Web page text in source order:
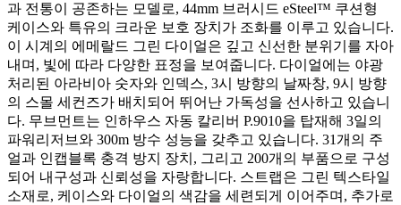
과 전통이 공존하는 모델로, 44mm 브러시드 eSteel™ 쿠션형
케이스와 특유의 크라운 보호 장치가 조화를 이루고 있습니다.
이 시계의 에메랄드 그린 다이얼은 깊고 신선한 분위기를 자아
내며, 빛에 따라 다양한 표정을 보여줍니다. 다이얼에는 야광
처리된 아라비아 숫자와 인덱스, 3시 방향의 날짜창, 9시 방향
의 스몰 세컨즈가 배치되어 뛰어난 가독성을 선사하고 있습니
다. 무브먼트는 인하우스 자동 칼리버 P.9010을 탑재해 3일의
파워리저브와 300m 방수 성능을 갖추고 있습니다. 31개의 주
얼과 인캡블록 충격 방지 장치, 그리고 200개의 부품으로 구성
되어 내구성과 신뢰성을 자랑합니다. 스트랩은 그린 텍스타일
소재로, 케이스와 다이얼의 색감을 세련되게 이어주며, 추가로